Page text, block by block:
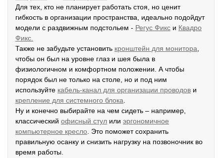
Для тех, кто не планирует работать стоя, но ценит
гибкость в организации пространства, идеально подойдут
модели с раздвижным подстольем - Регус Фикс и Квадро
Фикс.
Также не забудьте установить кронштейн для монитора
чтобы он был на уровне глаз и шея была в
физиологичном и комфортном положении. А чтобы
порядок был не только на столе, но и под ним
используйте кабель-канал для организации проводов и
крепление для системного блока
Ну и конечно выбирайте на чем сидеть – например,
классический офисный стул или эргономичное
компьютерное кресло . Это поможет сохранить
правильную осанку и снизить нагрузку на позвоночник во
время работы.